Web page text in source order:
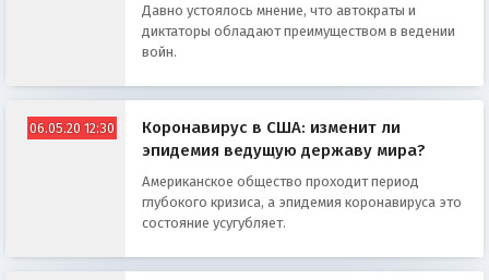
Давно устоялось мнение, что автократы и
диктаторы обладают преимуществом в ведении
войн.
06.05.20 12:30
Коронавирус в США: изменит ли
эпидемия ведущую державу мира?
Американское общество проходит период
глубокого кризиса, а эпидемия коронавируса это
состояние усугубляет.